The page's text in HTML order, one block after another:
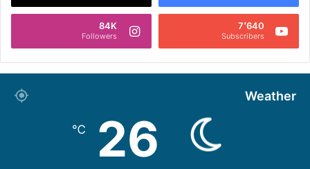
7٬640
Subscribers
84K
Followers
Weather
26
℃